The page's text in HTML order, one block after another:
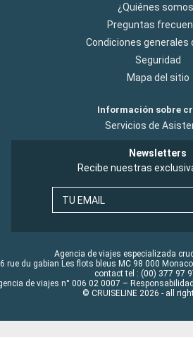
¿Quiénes
Preguntas
Condiciones generales
Seguridad
Mapa del sitio
Información sobre
Servicios de
Newsletters
Recibe nuestras
TU EMAIL
Agencia de viajes especializada
rue du gabian Les flots bleus MC 98 000
contact tel : (00) 377 97
de viajes n° 006 02 0007 –
© CRUISELINE 2026 - all